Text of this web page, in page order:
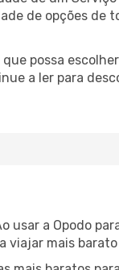
de opções de
possa
a ler para
usar a Opodo
mais